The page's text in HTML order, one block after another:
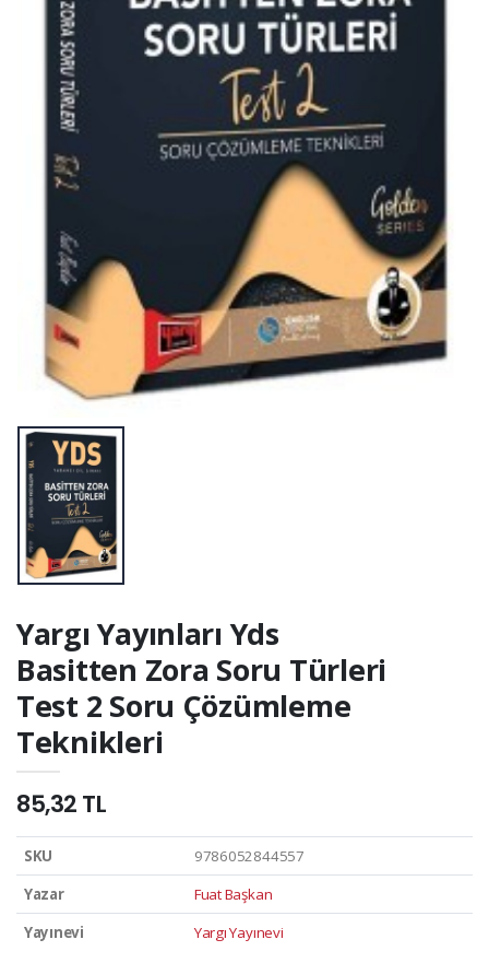
Yargı Yayınları Yds
Basitten Zora Soru Türleri
Test 2 Soru Çözümleme
Teknikleri
85,32 TL
SKU
9786052844557
Yazar
Fuat Başkan
Yayınevi
Yargı Yayınevi